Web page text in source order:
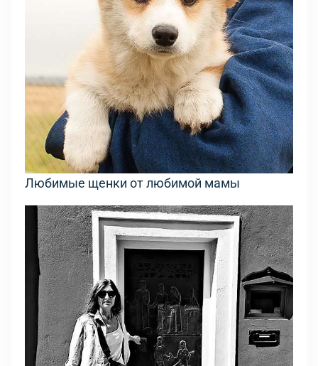
Любимые щенки от любимой мамы